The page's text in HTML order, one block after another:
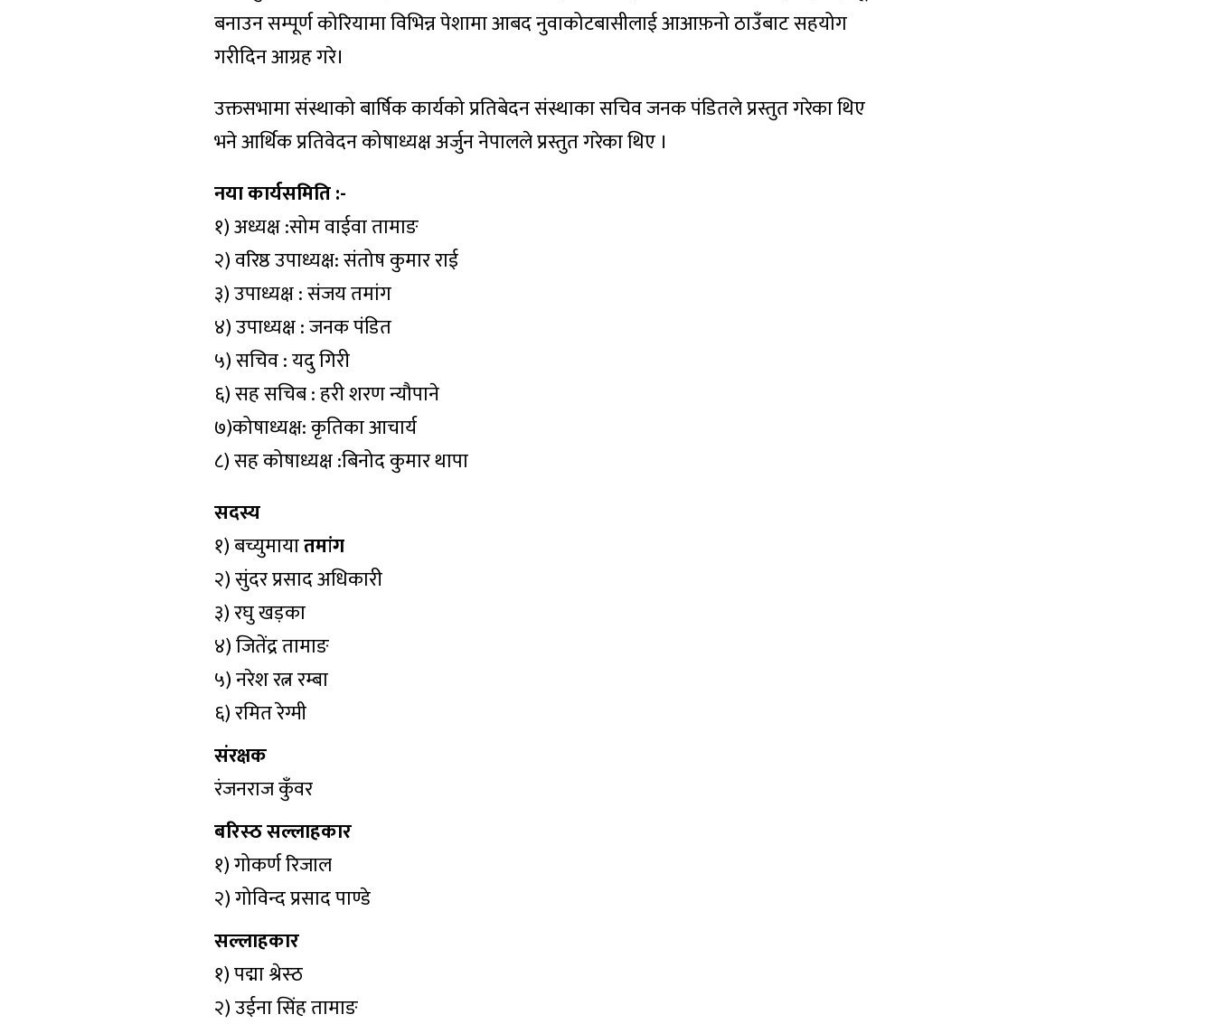
बनाउन सम्पूर्ण कोरियामा विभिन्न पेशामा आबद नुवाकोटबासीलाई आआफ़नो ठाउँबाट सहयोग
गरीदिन आग्रह गरे।
उक्तसभामा संस्थाको बार्षिक कार्यको प्रतिबेदन संस्थाका सचिव जनक पंडितले प्रस्तुत गरेका थिए
भने आर्थिक प्रतिवेदन कोषाध्यक्ष अर्जुन नेपालले प्रस्तुत गरेका थिए ।
नया कार्यसमिति :-
१) अध्यक्ष :सोम वाईवा तामाङ
२) वरिष्ठ उपाध्यक्ष: संतोष कुमार राई
३) उपाध्यक्ष : संजय तमांग
४) उपाध्यक्ष : जनक पंडित
५) सचिव : यदु गिरी
६) सह सचिब : हरी शरण न्यौपाने
७)कोषाध्यक्ष: कृतिका आचार्य
८) सह कोषाध्यक्ष :बिनोद कुमार थापा
सदस्य
१) बच्युमायातमांग
२) सुंदर प्रसाद अधिकारी
३) रघु खड़का
४) जितेंद्र तामाङ
५) नरेश रत्न रम्बा
६) रमित रेग्मी
संरक्षक
रंजनराज कुँवर
बरिस्ठ सल्लाहकार
१) गोकर्ण रिजाल
२) गोविन्द प्रसाद पाण्डे
सल्लाहकार
१) पद्मा श्रेस्ठ
२) उईना सिंह तामाङ